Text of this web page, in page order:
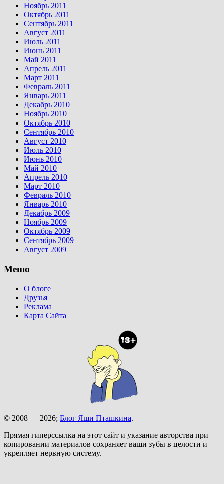
Ноябрь 2011
Октябрь 2011
Сентябрь 2011
Август 2011
Июль 2011
Июнь 2011
Май 2011
Апрель 2011
Март 2011
Февраль 2011
Январь 2011
Декабрь 2010
Ноябрь 2010
Октябрь 2010
Сентябрь 2010
Август 2010
Июль 2010
Июнь 2010
Май 2010
Апрель 2010
Март 2010
Февраль 2010
Январь 2010
Декабрь 2009
Ноябрь 2009
Октябрь 2009
Сентябрь 2009
Август 2009
Меню
О блоге
Друзья
Реклама
Карта Сайта
© 2008 — 2026; Блог Яши Пташкина.
Прямая гиперссылка на этот сайт и указание авторства при
копировании материалов сохраняет ваши зубы в целости и
укрепляет нервную систему.